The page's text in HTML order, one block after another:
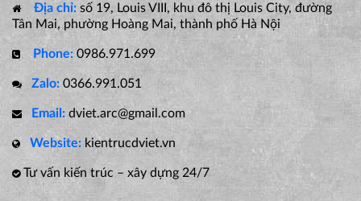
Địa chỉ: số 19, Louis VIII, khu đô thị Louis City, đường
Tân Mai, phường Hoàng Mai, thành phố Hà Nội
Phone: 0986.971.699
Zalo: 0366.991.051
Email: dviet.arc@gmail.com
Website: kientrucdviet.vn
Tư vấn kiến trúc – xây dựng 24/7